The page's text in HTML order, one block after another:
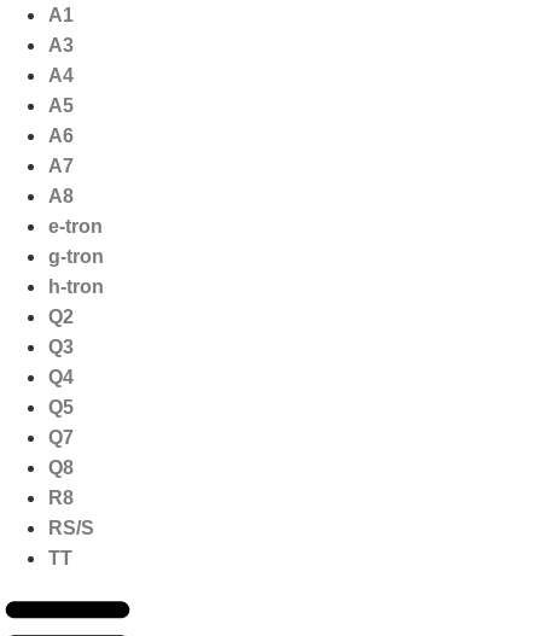
naar
inhoud
A1
A3
A4
A5
A6
A7
A8
e-tron
g-tron
h-tron
Q2
Q3
Q4
Q5
Q7
Q8
R8
RS/S
TT